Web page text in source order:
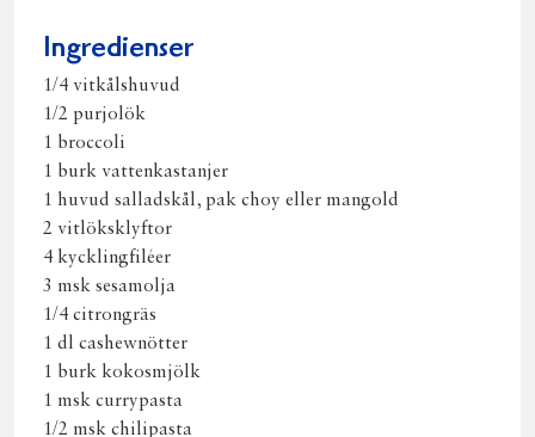
Ingredienser
1/4 vitkålshuvud
1/2 purjolök
1 broccoli
1 burk vattenkastanjer
1 huvud salladskål, pak choy eller mangold
2 vitlöksklyftor
4 kycklingfiléer
3 msk sesamolja
1/4 citrongräs
1 dl cashewnötter
1 burk kokosmjölk
1 msk currypasta
1/2 msk chilipasta